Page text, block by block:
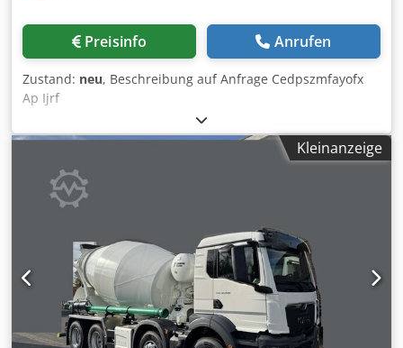
Preisinfo Anrufen
Zustand: neu, Beschreibung auf Anfrage Cedpszmfayofx
Ap Ijrf
Kleinanzeige